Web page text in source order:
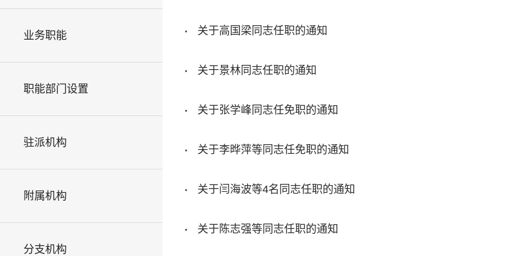
业务职能
职能部门设置
驻派机构
附属机构
分支机构
· 关于高国梁同志任职的通知
· 关于景林同志任职的通知
· 关于张学峰同志任免职的通知
· 关于李晔萍等同志任免职的通知
· 关于闫海波等4名同志任职的通知
· 关于陈志强等同志任职的通知